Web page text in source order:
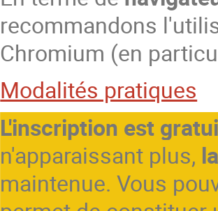
recommandons
Chromium (en
Modalités pratiques
L'inscription est
n'apparaissant plus,
maintenue. Vous